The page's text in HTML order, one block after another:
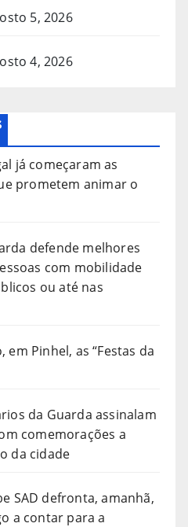
5, 2026
4, 2026
já começaram as
prometem animar o
defende melhores
com mobilidade
ou até nas
Pinhel, as “Festas da
da Guarda assinalam
comemorações a
da cidade
SAD defronta, amanhã,
a contar para a